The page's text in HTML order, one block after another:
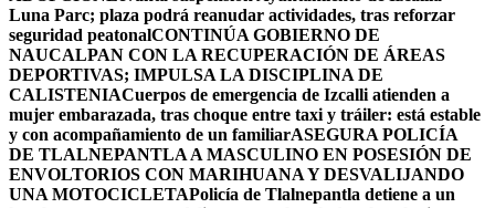
Luna Parc; plaza podrá reanudar actividades, tras reforzar
seguridad peatonalCONTINÚA GOBIERNO DE
NAUCALPAN CON LA RECUPERACIÓN DE ÁREAS
DEPORTIVAS; IMPULSA LA DISCIPLINA DE
CALISTENIACuerpos de emergencia de Izcalli atienden a
mujer embarazada, tras choque entre taxi y tráiler: está estable
y con acompañamiento de un familiarASEGURA POLICÍA
DE TLALNEPANTLA A MASCULINO EN POSESIÓN DE
ENVOLTORIOS CON MARIHUANA Y DESVALIJANDO
UNA MOTOCICLETAPolicía de Tlalnepantla detiene a un